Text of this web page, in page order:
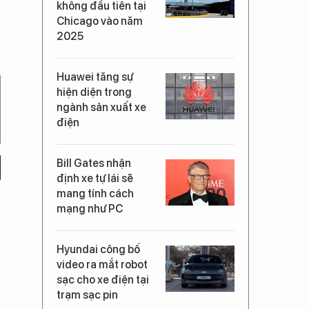
không đầu tiên tại
Chicago vào năm
2025
Huawei tăng sự
hiện diện trong
ngành sản xuất xe
điện
Bill Gates nhận
định xe tự lái sẽ
mang tính cách
mạng như PC
Hyundai công bố
video ra mắt robot
sạc cho xe điện tại
trạm sạc pin